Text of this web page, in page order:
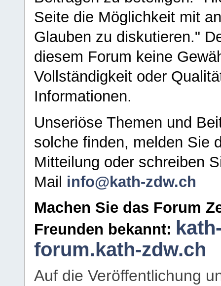
Seite die Möglichkeit mit
Glauben zu diskutieren."
diesem Forum keine
Vollständigkeit oder
Informationen.
Unseriöse Themen und
solche finden, melden Sie
Mitteilung oder schreiben
Mail info@kath-zdw.ch
Machen Sie das Forum
Freunden bekannt:
forum.kath-zdw.ch
Auf die Veröffentlichung